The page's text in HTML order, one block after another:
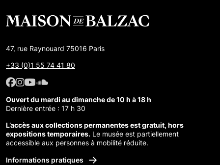
47, rue Raynouard 75016 Paris
+33 (0)1 55 74 41 80
Facebook : Maison de Balzac
Facebook : Maison de Balzac
Youtube : Maison de Balzac
SoundCloud : Maison de Balzac
Ouvert du mardi au dimanche de 10 h à 18 h
Dernière entrée : 17 h 30
L’accès aux collections permanentes est gratuit, hors
expositions temporaires. Le musée est partiellement
accessible aux personnes à mobilité réduite.
Informations pratiques